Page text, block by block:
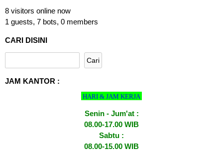
8 visitors online now
1 guests, 7 bots, 0 members
CARI DISINI
JAM KANTOR :
HARI & JAM KERJA
Senin - Jum'at :
08.00-17.00 WIB
Sabtu :
08.00-15.00 WIB